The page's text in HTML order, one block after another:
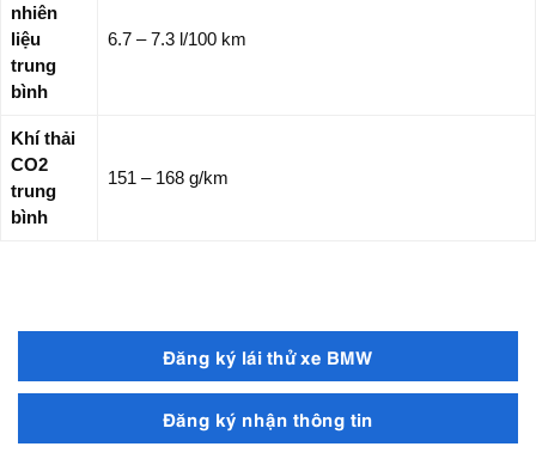
nhiên
liệu
trung
bình
6.7 – 7.3 l/100 km
Khí thải
CO2
trung
bình
151 – 168 g/km
Đăng ký lái thử xe BMW
Đăng ký nhận thông tin